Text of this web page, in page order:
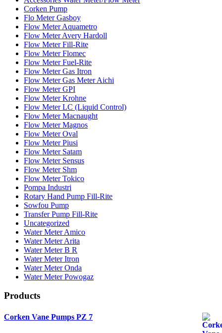
Corken Pump
Flo Meter Gasboy
Flow Meter Aquametro
Flow Meter Avery Hardoll
Flow Meter Fill-Rite
Flow Meter Flomec
Flow Meter Fuel-Rite
Flow Meter Gas Itron
Flow Meter Gas Meter Aichi
Flow Meter GPI
Flow Meter Krohne
Flow Meter LC (Liquid Control)
Flow Meter Macnaught
Flow Meter Magnos
Flow Meter Oval
Flow Meter Piusi
Flow Meter Satam
Flow Meter Sensus
Flow Meter Shm
Flow Meter Tokico
Pompa Industri
Rotary Hand Pump Fill-Rite
Sowfou Pump
Transfer Pump Fill-Rite
Uncategorized
Water Meter Amico
Water Meter Arita
Water Meter B R
Water Meter Itron
Water Meter Onda
Water Meter Powogaz
Products
Corken Vane Pumps PZ 7